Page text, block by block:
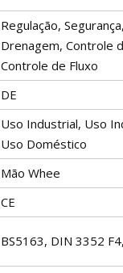
Regulação,
Drenagem, Controle
Controle de Fluxo
DE
Uso Industrial, Uso
Uso Doméstico
Mão Whee
CE
BS5163, DIN 3352